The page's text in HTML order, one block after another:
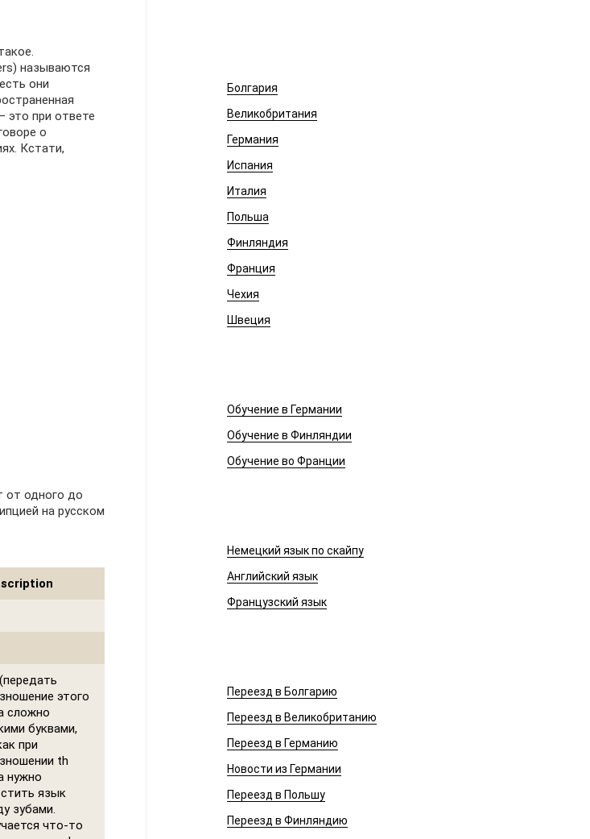
называются
они
это при ответе
о
Кстати,
от одного до
на русском
этого
сложно
буквами,
при
th
нужно
язык
зубами.
что-то
Болгария
Великобритания
Германия
Испания
Италия
Польша
Финляндия
Франция
Чехия
Швеция
Обучение в Германии
Обучение в Финляндии
Обучение во Франции
Немецкий язык по скайпу
Английский язык
Французский язык
Переезд в Болгарию
Переезд в Великобританию
Переезд в Германию
Новости из Германии
Переезд в Польшу
Переезд в Финляндию